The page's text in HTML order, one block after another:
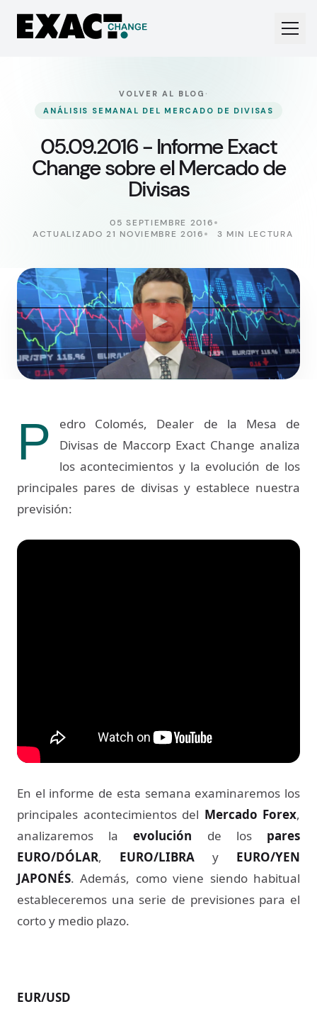
VOLVER AL BLOG ·
ANÁLISIS SEMANAL DEL MERCADO DE DIVISAS
05.09.2016 - Informe Exact
Change sobre el Mercado de
Divisas
05 SEPTIEMBRE 2016
ACTUALIZADO 21 NOVIEMBRE 2016
3 MIN LECTURA
P
edro Colomés, Dealer de la Mesa de
Divisas de Maccorp Exact Change analiza
los acontecimientos y la evolución de los
principales pares de divisas y establece nuestra
previsión:
En el informe de esta semana examinaremos los
principales acontecimientos del Mercado Forex,
analizaremos laevolución de los pares
EURO/DÓLAR, EURO/LIBRA y EURO/YEN
JAPONÉS. Además, como viene siendo habitual
estableceremos una serie de previsiones para el
corto y medio plazo.
EUR/USD